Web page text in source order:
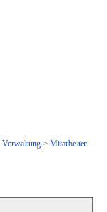
Verwaltung> Mitarbeiter